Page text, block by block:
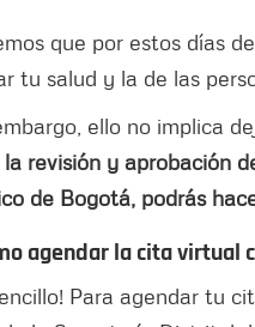
que por estos días de
tu salud y la de las
ello no implica
la revisión y aprobación
de Bogotá, podrás
agendar la cita virtual
Para agendar tu